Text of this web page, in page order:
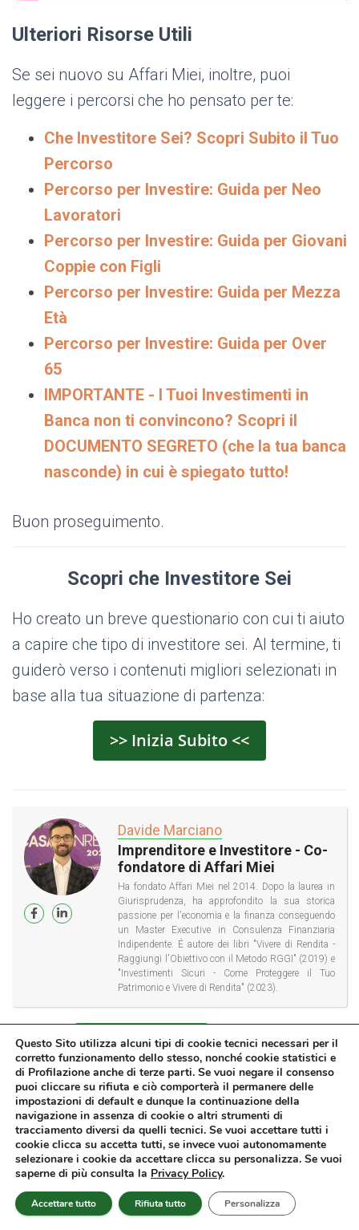
Ulteriori Risorse Utili
Se sei nuovo su Affari Miei, inoltre, puoi
leggere i percorsi che ho pensato per te:
Che Investitore Sei? Scopri Subito il Tuo
Percorso
Percorso per Investire: Guida per Neo
Lavoratori
Percorso per Investire: Guida per Giovani
Coppie con Figli
Percorso per Investire: Guida per Mezza
Età
Percorso per Investire: Guida per Over
65
IMPORTANTE - I Tuoi Investimenti in
Banca non ti convincono? Scopri il
DOCUMENTO SEGRETO (che la tua banca
nasconde) in cui è spiegato tutto!
Buon proseguimento.
Scopri che Investitore Sei
Ho creato un breve questionario con cui ti aiuto
a capire che tipo di investitore sei. Al termine, ti
guiderò verso i contenuti migliori selezionati in
base alla tua situazione di partenza:
>> Inizia Subito <<
Davide Marciano
Imprenditore e Investitore - Co-
fondatore di Affari Miei
Ha fondato Affari Miei nel 2014. Dopo la laurea in
Giurisprudenza, ha approfondito la sua storica
passione per l'economia e la finanza conseguendo
un Master Executive in Consulenza Finanziaria
Indipendente. É autore dei libri "Vivere di Rendita -
Raggiungi l'Obiettivo con il Metodo RGGI" (2019) e
"Investimenti Sicuri - Come Proteggere il Tuo
Patrimonio e Vivere di Rendita" (2023).
0 Commenti
Lascia un commento
Questo Sito utilizza alcuni tipi di cookie tecnici necessari per il
corretto funzionamento dello stesso, nonché cookie statistici e
di Profilazione anche di terze parti. Se vuoi negare il consenso
puoi cliccare su rifiuta e ciò comporterà il permanere delle
impostazioni di default e dunque la continuazione della
navigazione in assenza di cookie o altri strumenti di
tracciamento diversi da quelli tecnici. Se vuoi accettare tutti i
cookie clicca su accetta tutti, se invece vuoi autonomamente
selezionare i cookie da accettare clicca su personalizza. Se vuoi
saperne di più consulta la Privacy Policy.
Accettare tutto Rifiuta tutto Personalizza